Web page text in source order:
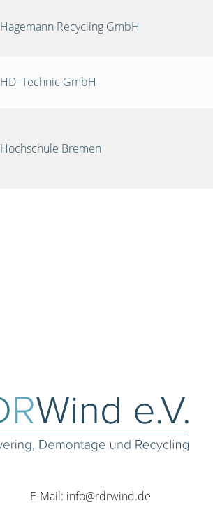
Hagemann Recycling GmbH
HD–Technic GmbH
Hochschule Bremen
E-Mail: info@rdrwind.de